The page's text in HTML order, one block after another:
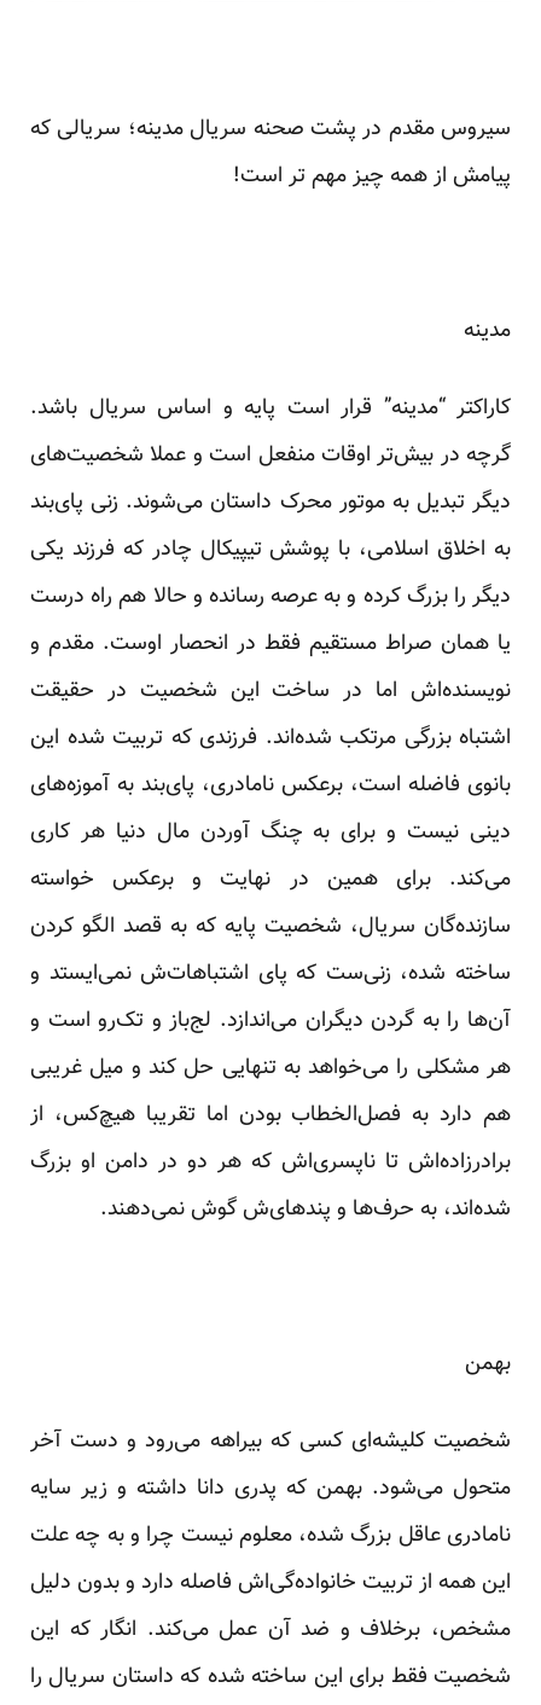
سیروس مقدم در پشت صحنه سریال مدینه؛ سریالی که
پیامش از همه چیز مهم تر است!
مدینه
کاراکتر “مدینه” قرار است پایه و اساس سریال باشد.
گرچه در بیش‌تر اوقات منفعل است و عملا شخصیت‌های
دیگر تبدیل به موتور محرک داستان می‌شوند. زنی پای‌بند
به اخلاق اسلامی، با پوشش تیپیکال چادر که فرزند یکی
دیگر را بزرگ کرده و به عرصه رسانده و حالا هم راه درست
یا همان صراط مستقیم فقط در انحصار اوست. مقدم و
نویسنده‌اش اما در ساخت این شخصیت در حقیقت
اشتباه بزرگی مرتکب شده‌اند. فرزندی که تربیت شده این
بانوی فاضله است، برعکس نامادری، پای‌بند به آموزه‌های
دینی نیست و برای به چنگ آوردن مال دنیا هر کاری
می‌کند. برای همین در نهایت و برعکس خواسته‌
سازنده‌گان سریال، شخصیت پایه که به قصد الگو کردن
ساخته شده، زنی‌ست که پای اشتباهات‌ش نمی‌ایستد و
آن‌ها را به گردن دیگران می‌اندازد. لج‌باز و تک‌رو است و
هر مشکلی را می‌خواهد به تنهایی حل کند و میل غریبی
هم دارد به فصل‌الخطاب بودن اما تقریبا هیچ‌کس، از
برادرزاده‌اش تا ناپسری‌اش که هر دو در دامن او بزرگ
شده‌اند، به حرف‌ها و پندهای‌ش گوش نمی‌دهند.
بهمن
شخصیت کلیشه‌ای کسی که بیراهه می‌رود و دست آخر
متحول می‌شود. بهمن که پدری دانا داشته و زیر سایه‌
نامادری عاقل بزرگ شده، معلوم نیست چرا و به چه علت
این‌ همه از تربیت خانواده‌گی‌اش فاصله دارد و بدون دلیل
مشخص، برخلاف و ضد آن عمل می‌کند. انگار که این
شخصیت فقط برای این ساخته شده که داستان سریال را